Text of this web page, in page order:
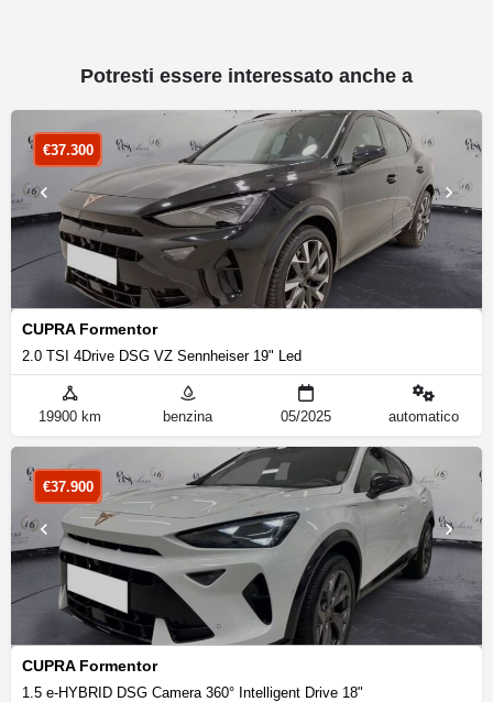
Potresti essere interessato anche a
CUPRA Formentor
2.0 TSI 4Drive DSG VZ Sennheiser 19" Led
€37.300
19900 km benzina 05/2025 automatico
CUPRA Formentor
1.5 e-HYBRID DSG Camera 360° Intelligent Drive 18"
€37.900